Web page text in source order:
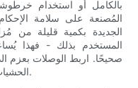
بالكامل أو استخدام
المُصنعة على سلامة
الجديدة بكمية قليلة من
المستخدم بذلك - فهذا
صحيحًا. اربط الوصلات بعزم
الحشيات، بينما الشد غير الكافي قد يُسبب تسربًا.